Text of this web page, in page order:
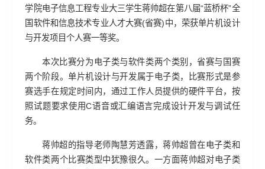
学院电子信息工程专业大三学生蒋帅超在第八届“蓝桥杯”全
国软件和信息技术专业人才大赛(省赛)中，荣获单片机设计
与开发项目个人赛一等奖。
本次比赛分为电子类与软件类两个类别，省赛与国赛
两个阶段。单片机设计与开发属于电子类，比赛形式是参
赛选手在规定时间内，通过工作人员提供的硬件平台，按
照试题要求使用C语音或汇编语言完成设计开发与调试任
务。
蒋帅超的指导老师陶慧芳透露，蒋帅超曾在电子类和
软件类两个比赛类型中犹豫很久。一方面蒋帅超对电子类